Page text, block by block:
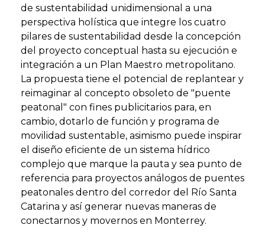
de sustentabilidad unidimensional a una
perspectiva holística que integre los cuatro
pilares de sustentabilidad desde la concepción
del proyecto conceptual hasta su ejecución e
integración a un Plan Maestro metropolitano.
La propuesta tiene el potencial de replantear y
reimaginar al concepto obsoleto de "puente
peatonal" con fines publicitarios para, en
cambio, dotarlo de función y programa de
movilidad sustentable, asimismo puede inspirar
el diseño eficiente de un sistema hídrico
complejo que marque la pauta y sea punto de
referencia para proyectos análogos de puentes
peatonales dentro del corredor del Río Santa
Catarina y así generar nuevas maneras de
conectarnos y movernos en Monterrey.